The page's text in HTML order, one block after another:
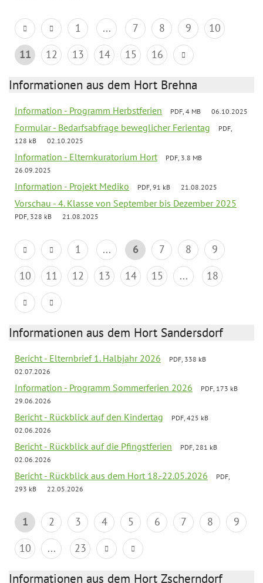
1 ... 7 8 9
10
11
12 13 14 15 16
Informationen aus dem Hort Brehna
Information - Programm Herbstferien PDF, 4 MB 06.10.2025
Formular - Bedarfsabfrage beweglicher Ferientag
PDF,
128 kB
02.10.2025
Information - Elternkuratorium Hort
PDF, 3.8 MB
26.09.2025
Information - Projekt Mediko PDF, 91 kB 21.08.2025
Vorschau - 4. Klasse von September bis Dezember 2025
PDF, 328 kB 21.08.2025
1 ... 6 7 8
9
10
11 12 13 14 15 ... 18
Informationen aus dem Hort Sandersdorf
Bericht - Elternbrief 1. Halbjahr 2026
PDF, 338 kB
02.07.2026
Information - Programm Sommerferien 2026
PDF, 173 kB
29.06.2026
Bericht - Rückblick auf den Kindertag
PDF, 425 kB
02.06.2026
Bericht - Rückblick auf die Pfingstferien
PDF, 281 kB
02.06.2026
Bericht - Rückblick aus dem Hort 18.-22.05.2026
PDF,
293 kB
22.05.2026
1 2 3 4 5 6 7 8
9
10
... 23
Informationen aus dem Hort Zscherndorf